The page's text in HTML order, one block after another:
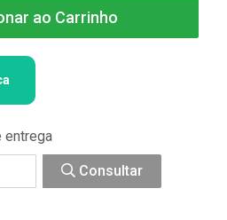
ao Carrinho
entrega
Consultar